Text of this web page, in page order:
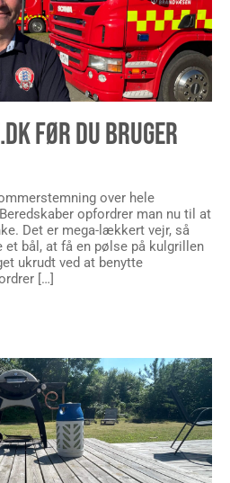
FØR DU BRUGER
over hele
opfordrer man nu til at
Det er mega-lækkert vejr, så
bål, at få en pølse på kulgrillen
ukrudt ved at benytte
[…]